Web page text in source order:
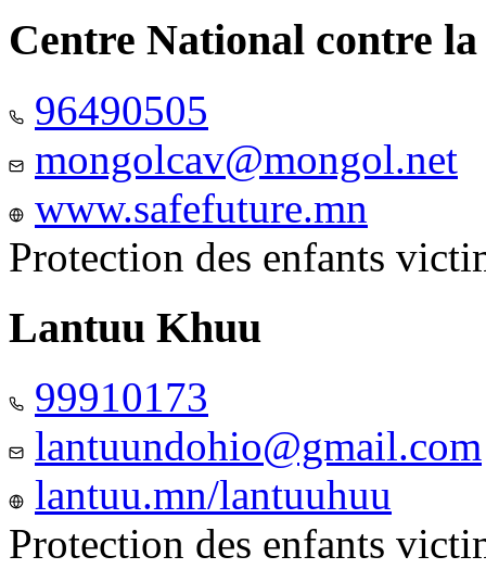
Centre National contre la
96490505
mongolcav@mongol.net
www.safefuture.mn
Protection des enfants
Lantuu Khuu
99910173
lantuundohio@gmail.com
lantuu.mn/lantuuhuu
Protection des enfants